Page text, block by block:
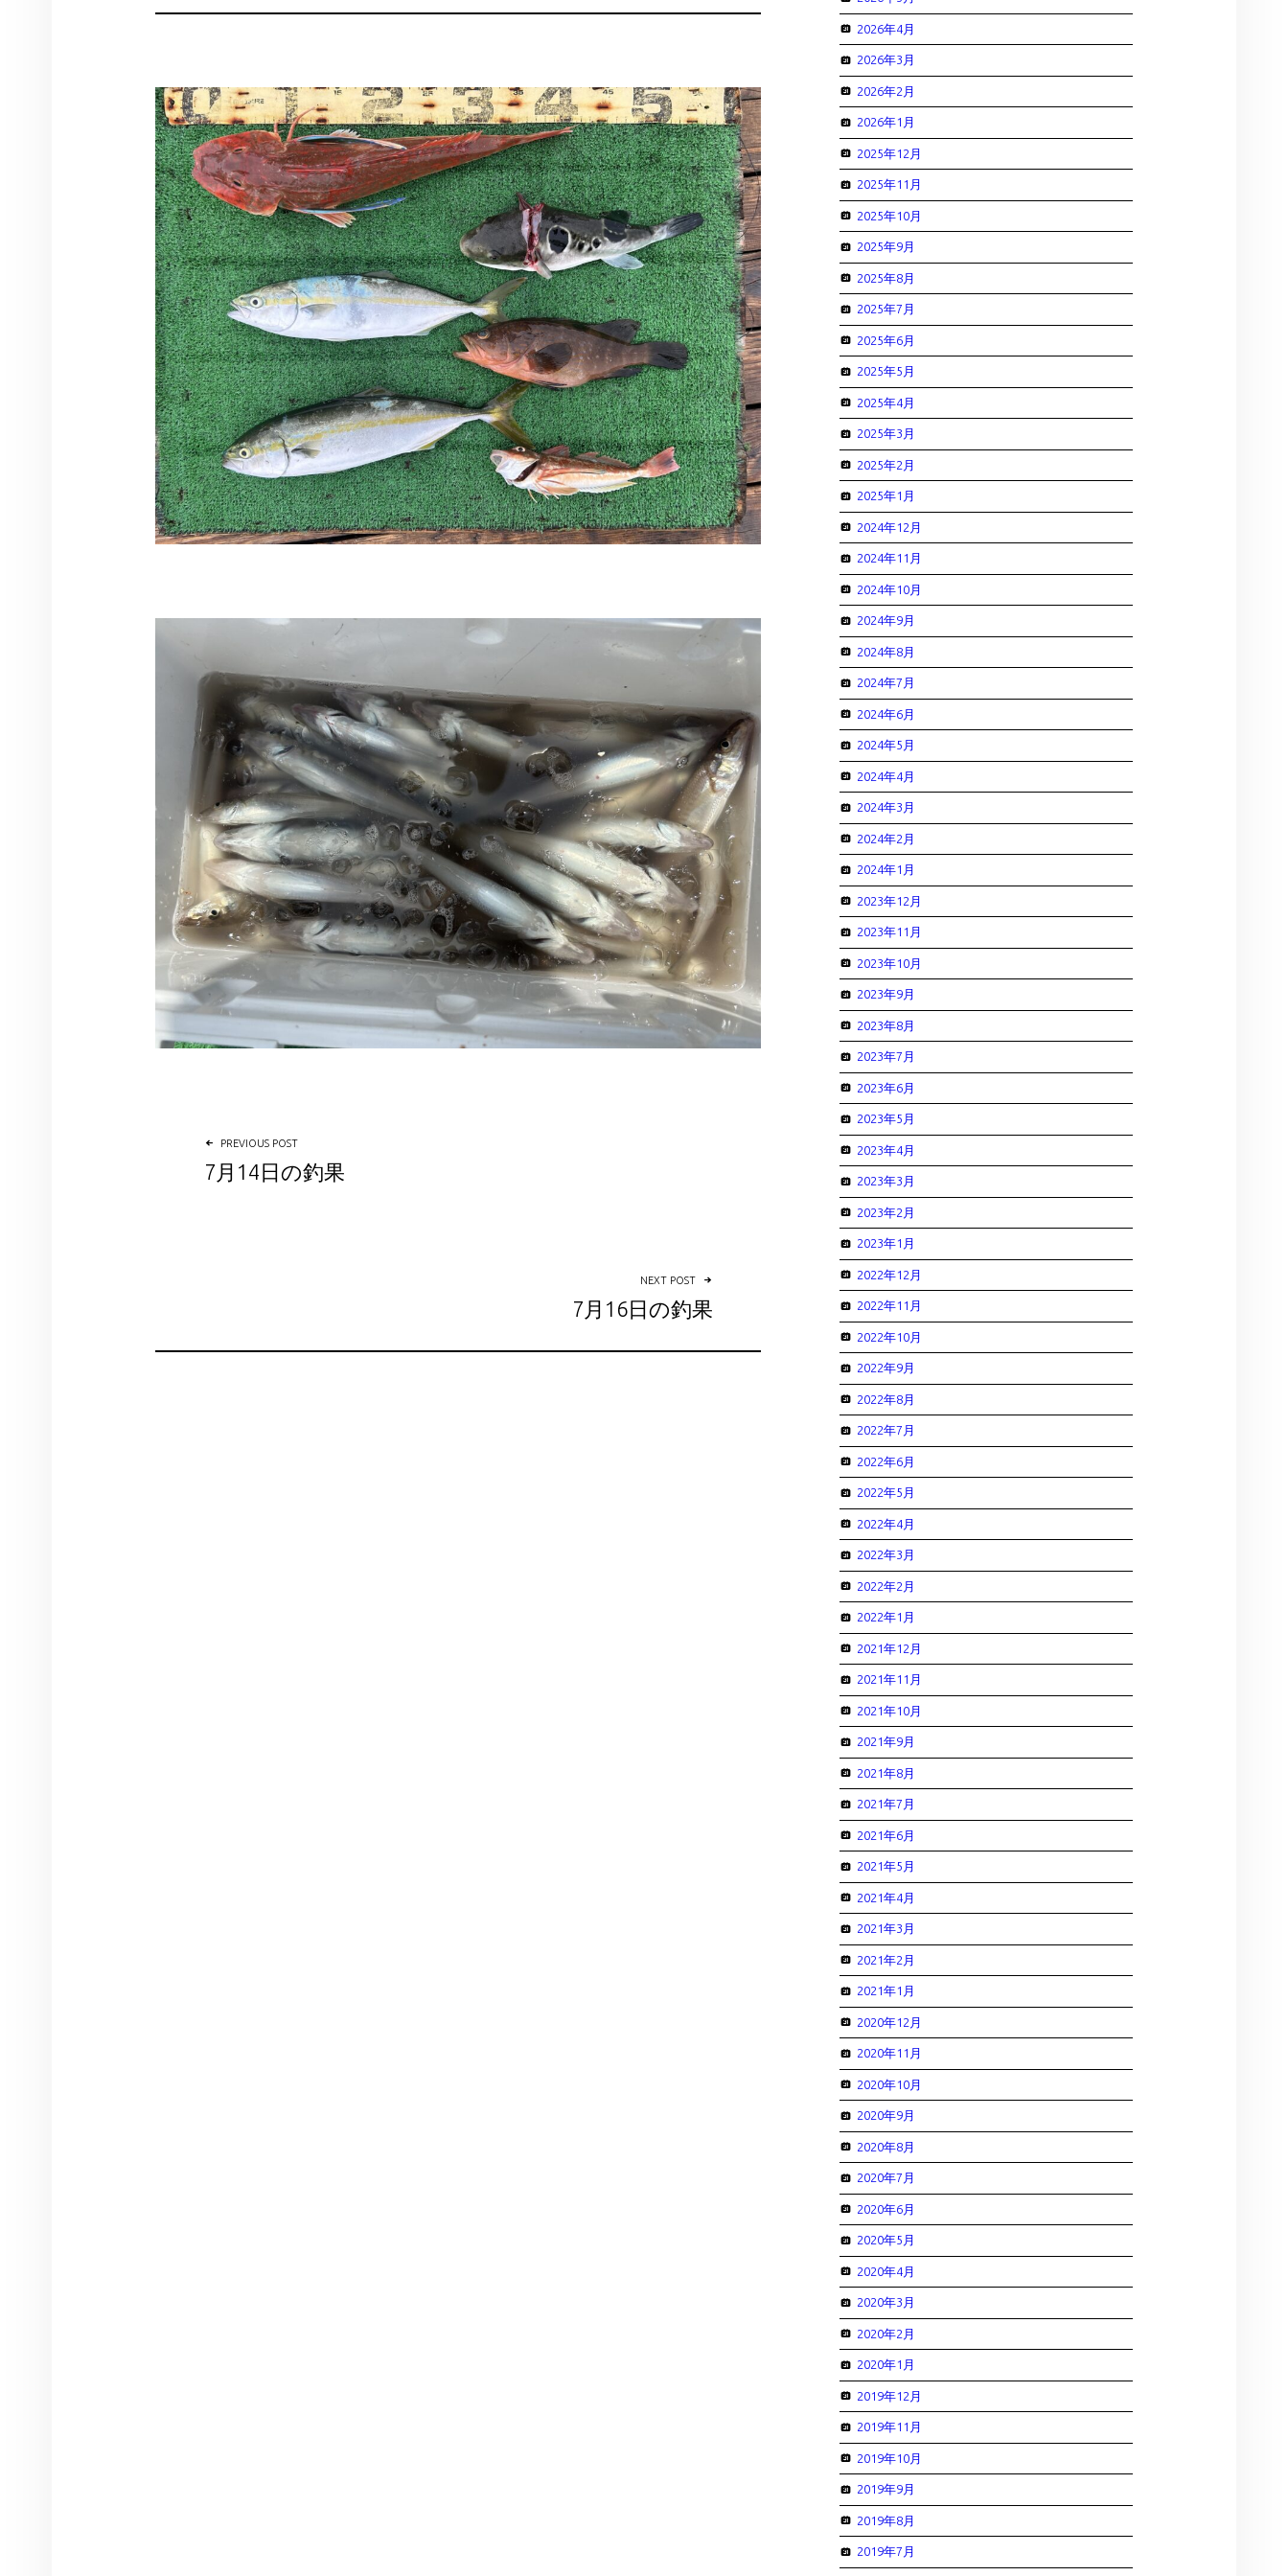
PREVIOUS POST
7月14日の釣果
NEXT POST
7月16日の釣果
2026年4月
2026年3月
2026年2月
2026年1月
2025年12月
2025年11月
2025年10月
2025年9月
2025年8月
2025年7月
2025年6月
2025年5月
2025年4月
2025年3月
2025年2月
2025年1月
2024年12月
2024年11月
2024年10月
2024年9月
2024年8月
2024年7月
2024年6月
2024年5月
2024年4月
2024年3月
2024年2月
2024年1月
2023年12月
2023年11月
2023年10月
2023年9月
2023年8月
2023年7月
2023年6月
2023年5月
2023年4月
2023年3月
2023年2月
2023年1月
2022年12月
2022年11月
2022年10月
2022年9月
2022年8月
2022年7月
2022年6月
2022年5月
2022年4月
2022年3月
2022年2月
2022年1月
2021年12月
2021年11月
2021年10月
2021年9月
2021年8月
2021年7月
2021年6月
2021年5月
2021年4月
2021年3月
2021年2月
2021年1月
2020年12月
2020年11月
2020年10月
2020年9月
2020年8月
2020年7月
2020年6月
2020年5月
2020年4月
2020年3月
2020年2月
2020年1月
2019年12月
2019年11月
2019年10月
2019年9月
2019年8月
2019年7月